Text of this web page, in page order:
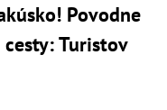
Povodne
Turistov